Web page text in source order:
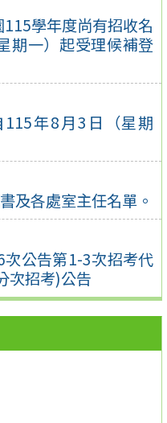
學年度尚有招收名
期一）起受理候補登
年8月3日（星期
及各處室主任名單。
公告第1-3次招考代
次招考)公告